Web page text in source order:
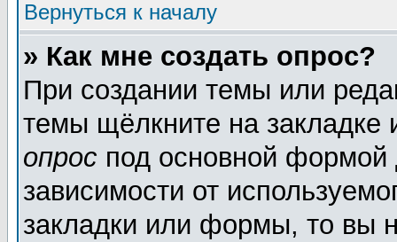
Вернуться к началу
» Как мне создать опрос?
При создании темы или
темы щёлкните на
опрос под основной
зависимости от
закладки или формы, то вы